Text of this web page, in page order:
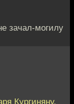
зачал-могилу
Кургиняну.